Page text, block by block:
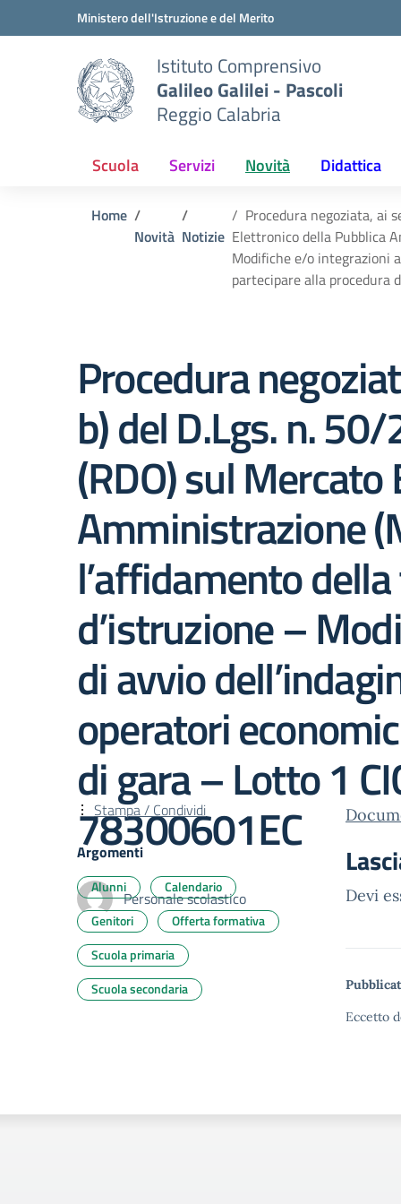
Vai ai contenuti
Vai al menu di navigazioneMinistero dell'Istruzione e del Merito
Istituto Comprensivo
Galileo Galilei - Pascoli
Reggio Calabria
Scuola Servizi Novità Didattica
Home
Novità Notizie
Procedura negoziata, ai
Elettronico della Pubblica
Modifiche e/o integrazioni
partecipare alla procedura
Procedura
b) del D.Lgs. n.
(RDO) sul
Amministrazione
l’affidamento
d’istruzione –
di avvio
operatori
di gara – Lotto 1
78300601EC
Personale scolastico Devi
Eccetto
Stampa / Condividi
Argomenti
Alunni
Calendario
Genitori
Offerta formativa
Scuola primaria
Scuola secondaria